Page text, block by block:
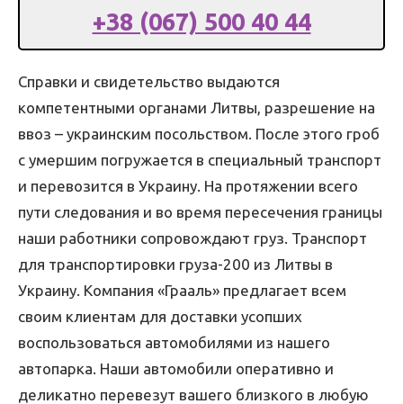
+38 (067) 500 40 44
Справки и свидетельство выдаются
компетентными органами Литвы, разрешение на
ввоз – украинским посольством. После этого гроб
с умершим погружается в специальный транспорт
и перевозится в Украину. На протяжении всего
пути следования и во время пересечения границы
наши работники сопровождают груз. Транспорт
для транспортировки груза-200 из Литвы в
Украину. Компания «Грааль» предлагает всем
своим клиентам для доставки усопших
воспользоваться автомобилями из нашего
автопарка. Наши автомобили оперативно и
деликатно перевезут вашего близкого в любую